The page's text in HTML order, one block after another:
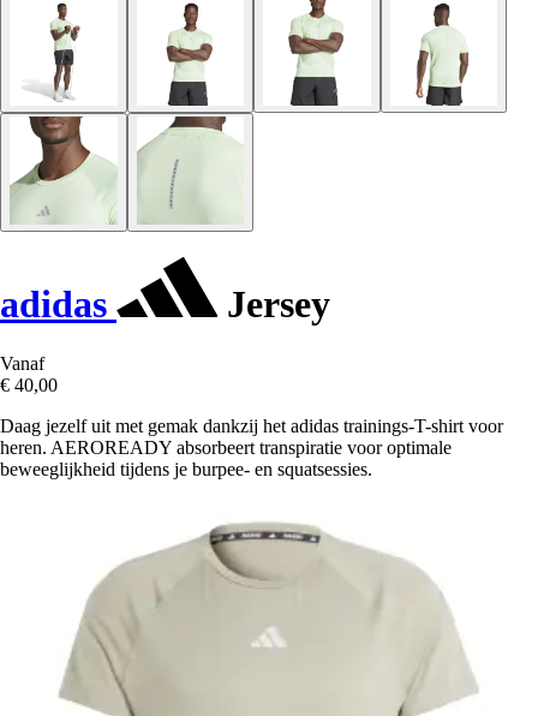
adidas Jersey
Vanaf
€ 40,00
Daag jezelf uit met gemak dankzij het adidas trainings-T-shirt voor
heren. AEROREADY absorbeert transpiratie voor optimale
beweeglijkheid tijdens je burpee- en squatsessies.